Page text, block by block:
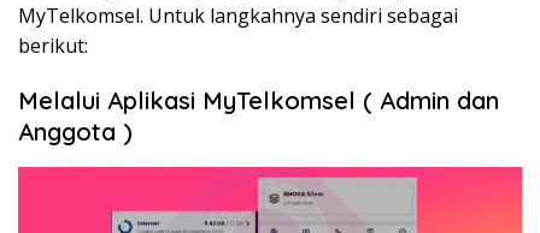
MyTelkomsel. Untuk langkahnya sendiri sebagai
berikut:
Melalui Aplikasi MyTelkomsel ( Admin dan
Anggota )